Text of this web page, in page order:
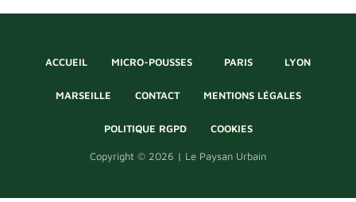
ACCUEIL MICRO-POUSSES PARIS LYON
MARSEILLE CONTACT MENTIONS LÉGALES
POLITIQUE RGPD COOKIES
Copyright © 2026 | Le Paysan Urbain